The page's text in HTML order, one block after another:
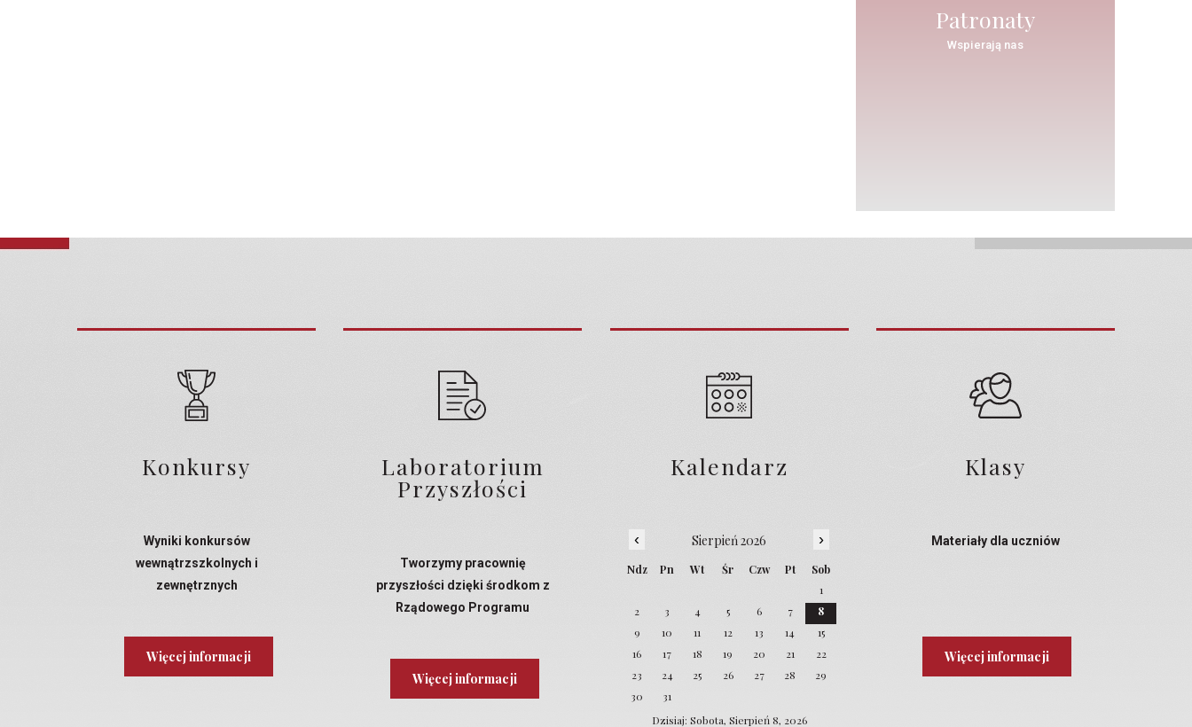
Patronaty
Wspierają nas
Konkursy
Wyniki konkursów
wewnątrzszkolnych i
zewnętrznych
Więcej informacji
Laboratorium
Przyszłości
Tworzymy pracownię
przyszłości dzięki środkom z
Rządowego Programu
Więcej informacji
Kalendarz
‹ Sierpień 2026 ›
Ndz Pn Wt Śr Czw Pt
Sob
1
2
3 4 5 6 7
8
9
10 11 12 13 14
15
16
17 18 19 20 21
22
23
24 25 26 27 28
29
30
31
Dzisiaj: Sobota, Sierpień 8, 2026
Klasy
Materiały dla uczniów
Więcej informacji